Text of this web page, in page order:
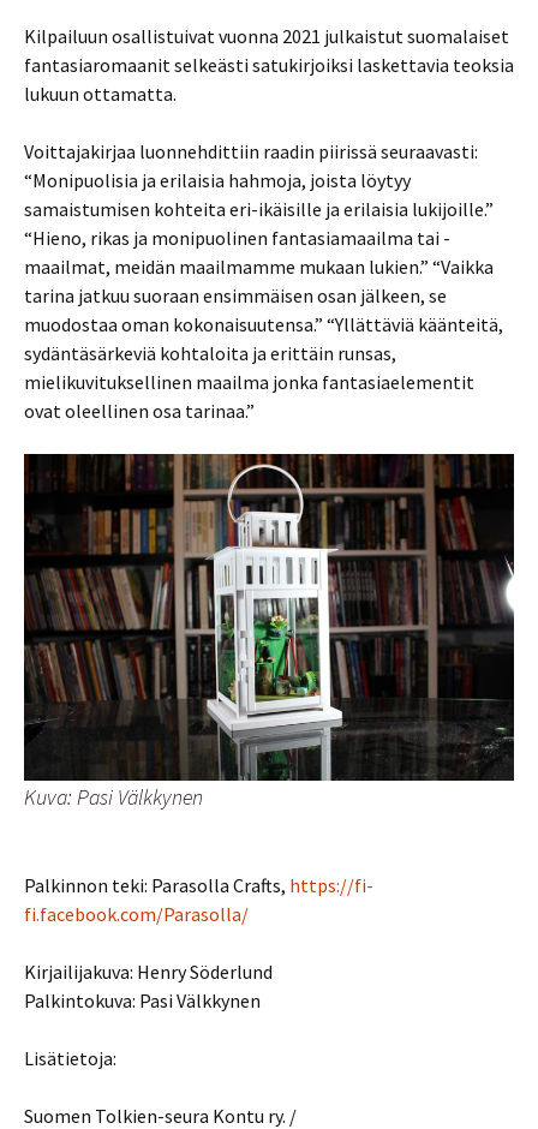
Kilpailuun osallistuivat vuonna 2021 julkaistut suomalaiset
fantasiaromaanit selkeästi satukirjoiksi laskettavia teoksia
lukuun ottamatta.
Voittajakirjaa luonnehdittiin raadin piirissä seuraavasti:
“Monipuolisia ja erilaisia hahmoja, joista löytyy
samaistumisen kohteita eri-ikäisille ja erilaisia lukijoille.”
“Hieno, rikas ja monipuolinen fantasiamaailma tai -
maailmat, meidän maailmamme mukaan lukien.” “Vaikka
tarina jatkuu suoraan ensimmäisen osan jälkeen, se
muodostaa oman kokonaisuutensa.” “Yllättäviä käänteitä,
sydäntäsärkeviä kohtaloita ja erittäin runsas,
mielikuvituksellinen maailma jonka fantasiaelementit
ovat oleellinen osa tarinaa.”
Kuva: Pasi Välkkynen
Palkinnon teki: Parasolla Crafts, https://fi-
fi.facebook.com/Parasolla/
Kirjailijakuva: Henry Söderlund
Palkintokuva: Pasi Välkkynen
Lisätietoja:
Suomen Tolkien-seura Kontu ry. /